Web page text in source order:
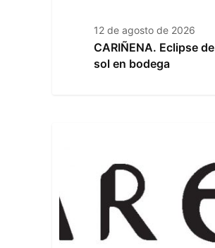
12 de agosto de 2026
CARIÑENA. Eclipse de
sol en bodega